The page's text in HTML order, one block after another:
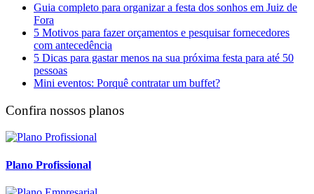
Guia completo para organizar a festa dos sonhos em Juiz de
Fora
5 Motivos para fazer orçamentos e pesquisar fornecedores
com antecedência
5 Dicas para gastar menos na sua próxima festa para até 50
pessoas
Mini eventos: Porquê contratar um buffet?
Confira nossos planos
Plano Profissional